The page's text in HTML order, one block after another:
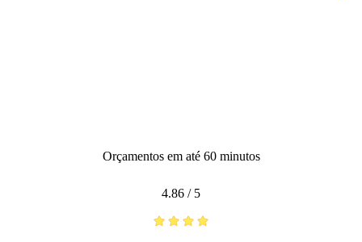
Orçamentos em até 60 minutos
4.86 / 5